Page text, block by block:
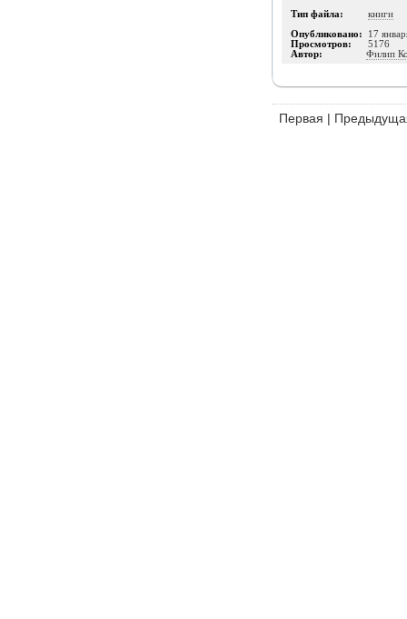
Тип файла: книги
Опубликовано: 17
Просмотров: 5176
Автор: Филип
Первая |